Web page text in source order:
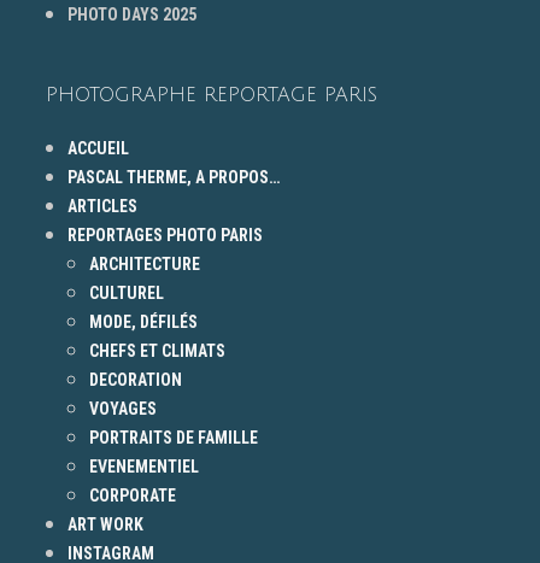
PHOTO DAYS 2025
PHOTOGRAPHE REPORTAGE PARIS
ACCUEIL
PASCAL THERME, A PROPOS…
ARTICLES
REPORTAGES PHOTO PARIS
ARCHITECTURE
CULTUREL
MODE, DÉFILÉS
CHEFS ET CLIMATS
DECORATION
VOYAGES
PORTRAITS DE FAMILLE
EVENEMENTIEL
CORPORATE
ART WORK
INSTAGRAM